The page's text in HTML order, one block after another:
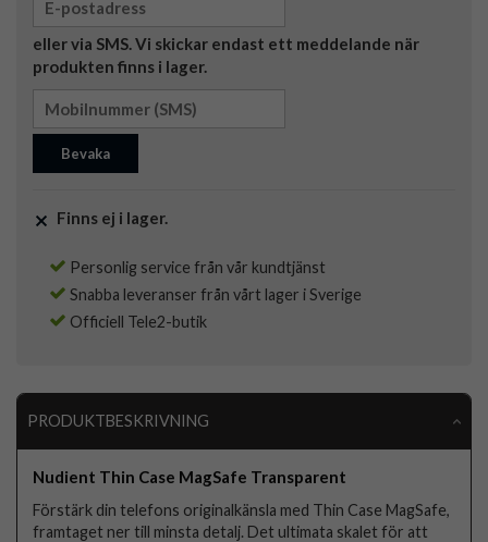
eller via SMS. Vi skickar endast ett meddelande när
produkten finns i lager.
Bevaka
Finns ej i lager.
Personlig service från vår kundtjänst
Snabba leveranser från vårt lager i Sverige
Officiell Tele2-butik
PRODUKTBESKRIVNING
Nudient Thin Case MagSafe Transparent
Förstärk din telefons originalkänsla med Thin Case MagSafe,
framtaget ner till minsta detalj. Det ultimata skalet för att